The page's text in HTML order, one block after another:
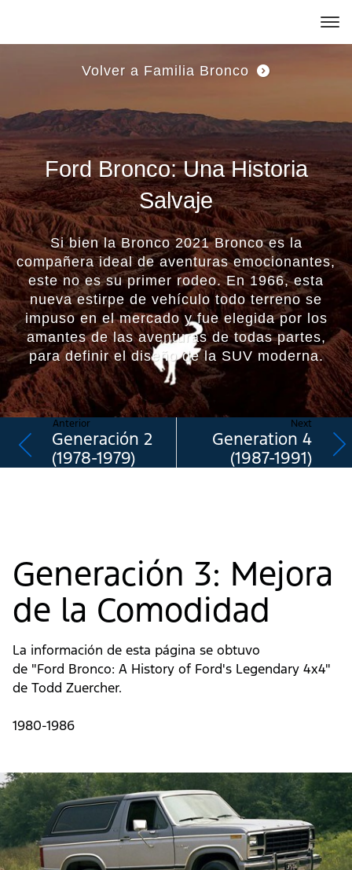
de
Ford Bronco: Una Historia
Salvaje
Si bien la Bronco 2021 Bronco es la
compañera ideal de aventuras emocionantes,
este no es su primer rodeo. En 1966, esta
nueva estirpe de vehículo todo terreno se
impuso en el mercado y fue elegida por los
amantes de las aventuras de todas partes,
para definir el diseño de la SUV moderna.
Volver a Familia Bronco
Anterior
Generación 2
(1978-1979)
Next
Generation 4
(1987-1991)
Generación 3: Mejora
de la Comodidad
La información de esta página se obtuvo
de "Ford Bronco: A History of Ford's Legendary 4x4"
de Todd Zuercher.
1980-1986